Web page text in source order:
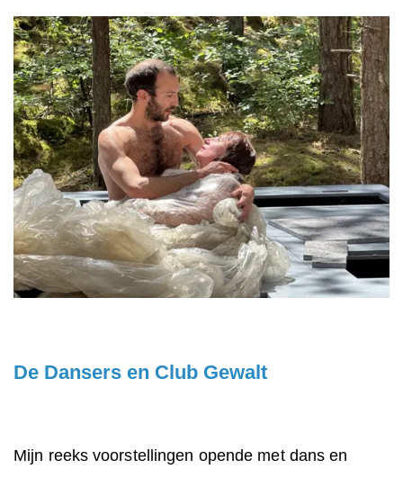
De Dansers en Club Gewalt
Mijn reeks voorstellingen opende met dans en